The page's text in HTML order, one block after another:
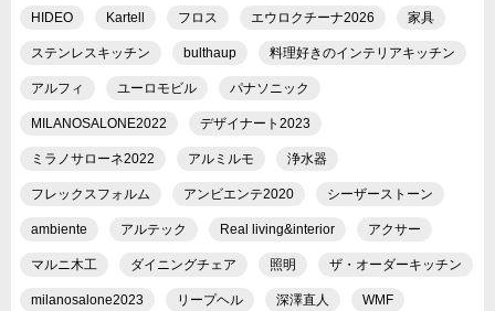
HIDEO Kartell フロス エウロクチーナ2026 家具
ステンレスキッチン bulthaup 料理好きのインテリアキッチン
アルフィ ユーロモビル パナソニック
MILANOSALONE2022 デザイナート2023
ミラノサローネ2022 アルミルモ 浄水器
フレックスフォルム アンビエンテ2020 シーザーストーン
ambiente アルテック Real living&interior アクサー
マルニ木工 ダイニングチェア 照明 ザ・オーダーキッチン
milanosalone2023 リープヘル 深澤直人 WMF